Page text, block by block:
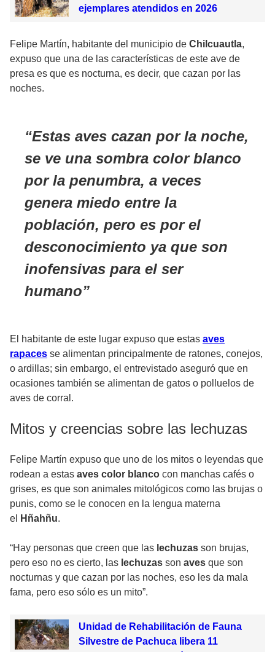
ejemplares atendidos en 2026
Felipe Martín, habitante del municipio de Chilcuautla,
expuso que una de las características de este ave de
presa es que es nocturna, es decir, que cazan por las
noches.
Estas aves cazan por la noche,
se ve una sombra color blanco
por la penumbra, a veces
genera miedo entre la
población, pero es por el
desconocimiento ya que son
inofensivas para el ser
humano
El habitante de este lugar expuso que estas aves
rapaces se alimentan principalmente de ratones, conejos,
o ardillas; sin embargo, el entrevistado aseguró que en
ocasiones también se alimentan de gatos o polluelos de
aves de corral.
Mitos y creencias sobre las lechuzas
Felipe Martín expuso que uno de los mitos o leyendas que
rodean a estas aves color blanco con manchas cafés o
grises, es que son animales mitológicos como las brujas o
punis, como se le conocen en la lengua materna
el
Hñahñu.
“Hay personas que creen que las lechuzas son brujas,
pero eso no es cierto, las lechuzas son aves que son
nocturnas y que cazan por las noches, eso les da mala
fama, pero eso sólo es un mito”.
Unidad de Rehabilitación de Fauna
Silvestre de Pachuca libera 11